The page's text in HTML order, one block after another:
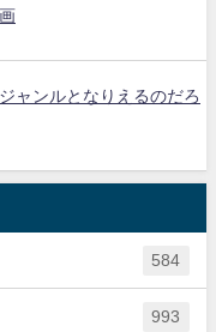
ャンルとなりえるのだろ
584
993